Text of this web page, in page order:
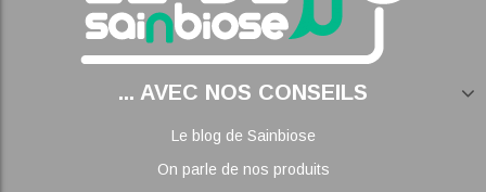
... AVEC NOS CONSEILS
Le blog de Sainbiose
On parle de nos produits